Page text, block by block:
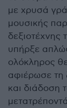
με χρυσά
μουσικής
δεξιοτέχνης
υπήρξε
ολόκληρος
αφιέρωσε τη
και διάδοση